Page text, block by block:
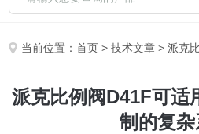
当前位置：首页 >技术文章 > 派克比例
派克比例阀D41F可适
制的复